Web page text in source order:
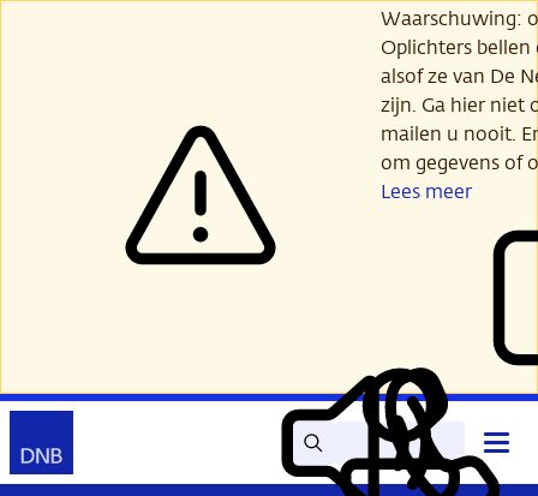
Waarschuwing:
Oplichters
alsof ze van De
zijn. Ga hier niet
mailen u nooit.
om gegevens of
Lees meer
Zoek Lees
voor
Mijn
DNB
Contact